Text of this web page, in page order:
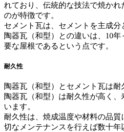
れており、伝統的な技法で焼か
のが特徴です。
セメント瓦は、セメントを主成分
陶器瓦（和型）との違いは、10
要な屋根であるという点です。
耐久性
陶器瓦（和型）とセメント瓦は耐
陶器瓦（和型）は耐久性が高く
います。
耐久性は、焼成温度や材料の品
切なメンテナンスを行えば数十